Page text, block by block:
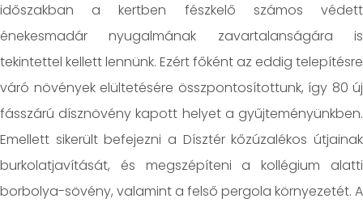
időszakban a kertben fészkelő számos védett
énekesmadár nyugalmának zavartalanságára is
tekintettel kellett lennünk. Ezért főként az eddig telepítésre
váró növények elültetésére összpontosítottunk, így 80 új
fásszárú dísznövény kapott helyet a gyűjteményünkben.
Emellett sikerült befejezni a Dísztér kőzúzalékos útjainak
burkolatjavítását, és megszépíteni a kollégium alatti
borbolya-sövény, valamint a felső pergola környezetét. A